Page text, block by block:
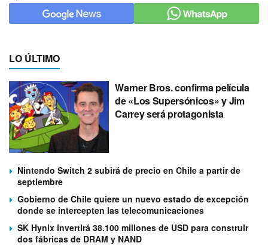
LO ÚLTIMO
Warner Bros. confirma película
de «Los Supersónicos» y Jim
Carrey será protagonista
Nintendo Switch 2 subirá de precio en Chile a partir de
septiembre
Gobierno de Chile quiere un nuevo estado de excepción
donde se intercepten las telecomunicaciones
SK Hynix invertirá 38.100 millones de USD para construir
dos fábricas de DRAM y NAND